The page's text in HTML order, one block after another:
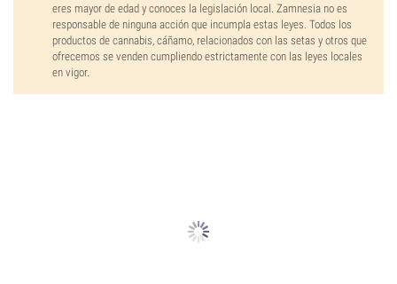
eres mayor de edad y conoces la legislación local. Zamnesia no es
responsable de ninguna acción que incumpla estas leyes. Todos los
productos de cannabis, cáñamo, relacionados con las setas y otros que
ofrecemos se venden cumpliendo estrictamente con las leyes locales
en vigor.